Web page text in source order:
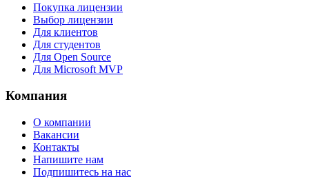
Покупка лицензии
Выбор лицензии
Для клиентов
Для студентов
Для Open Source
Для Microsoft MVP
Компания
О компании
Вакансии
Контакты
Напишите нам
Подпишитесь на нас